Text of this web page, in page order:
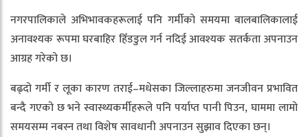
नगरपालिकाले अभिभावकहरूलाई पनि गर्मीको समयमा बालबालिकालाई
अनावश्यक रूपमा घरबाहिर हिँडडुल गर्न नदिई आवश्यक सतर्कता अपनाउन
आग्रह गरेको छ।
बढ्दो गर्मी र लूका कारण तराई–मधेसका जिल्लाहरुमा जनजीवन प्रभावित
बन्दै गएको छ भने स्वास्थ्यकर्मीहरूले पनि पर्याप्त पानी पिउन, घाममा लामो
समयसम्म नबस्न तथा विशेष सावधानी अपनाउन सुझाव दिएका छन्।